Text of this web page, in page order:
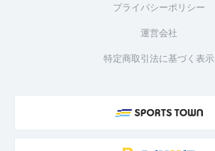
プライバシーポリシー
運営会社
特定商取引法に基づく表示